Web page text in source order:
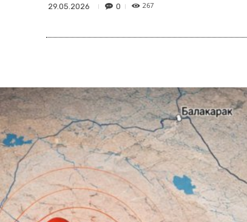
29.05.2026 0 267